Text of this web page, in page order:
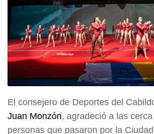
El consejero de Deportes del
Juan Monzón, agradeció a las cerca
personas que pasaron por la